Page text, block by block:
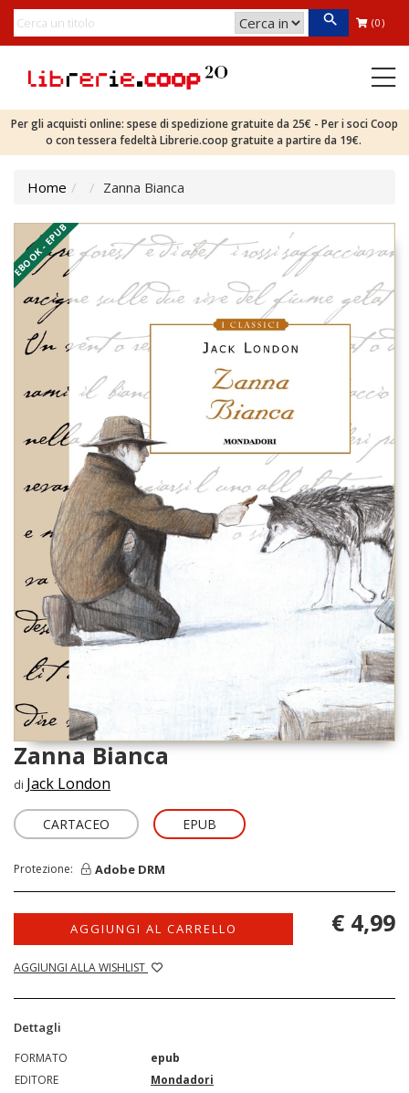
(0)
Per gli acquisti online: spese di spedizione gratuite da 25€ - Per i soci Coop
o con tessera fedeltà Librerie.coop gratuite a partire da 19€.
Home Zanna Bianca
EBOOK - EPUB
Zanna Bianca
di Jack London
CARTACEO EPUB
Protezione: Adobe DRM
AGGIUNGI AL CARRELLO
AGGIUNGI ALLA WISHLIST
€ 4,99
Dettagli
FORMATO
epub
EDITORE
Mondadori